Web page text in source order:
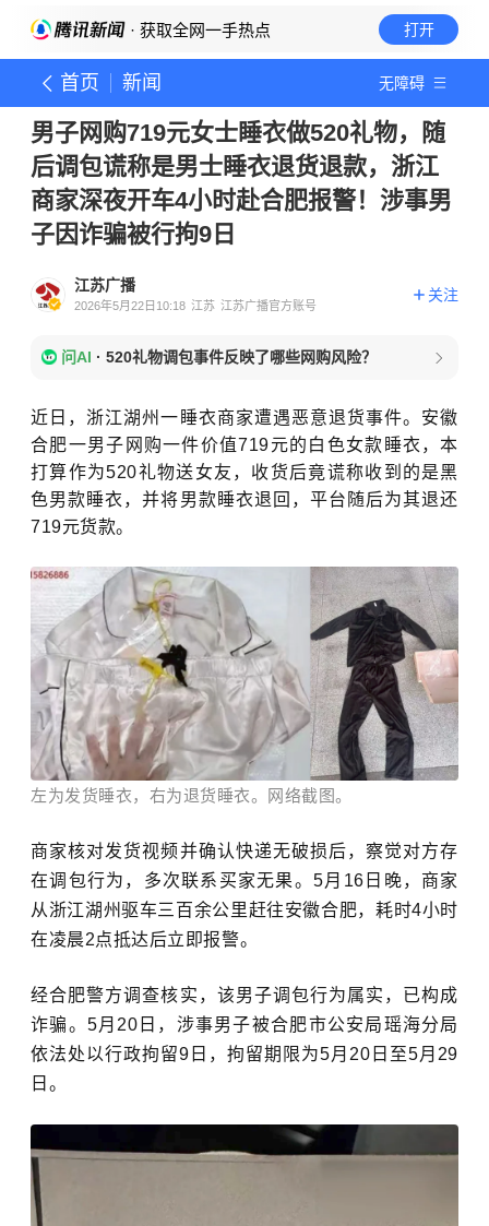
· 获取全网一手热点 打开
首页 新闻 无障碍
男子网购719元女士睡衣做520礼物，随
后调包谎称是男士睡衣退货退款，浙江
商家深夜开车4小时赴合肥报警！涉事男
子因诈骗被行拘9日
江苏广播
2026年5月22日10:18 江苏 江苏广播官方账号
关注
问AI · 520礼物调包事件反映了哪些网购风险？
近日，浙江湖州一睡衣商家遭遇恶意退货事件。安徽
合肥一男子网购一件价值719元的白色女款睡衣，本
打算作为520礼物送女友，收货后竟谎称收到的是黑
色男款睡衣，并将男款睡衣退回，平台随后为其退还
719元货款。
左为发货睡衣，右为退货睡衣。网络截图。
商家核对发货视频并确认快递无破损后，察觉对方存
在调包行为，多次联系买家无果。5月16日晚，商家
从浙江湖州驱车三百余公里赶往安徽合肥，耗时4小时
在凌晨2点抵达后立即报警。
经合肥警方调查核实，该男子调包行为属实，已构成
诈骗。5月20日，涉事男子被合肥市公安局瑶海分局
依法处以行政拘留9日，拘留期限为5月20日至5月29
日。